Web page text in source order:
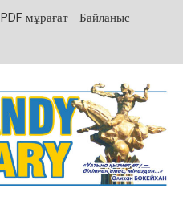
PDF мұрағат Байланыс